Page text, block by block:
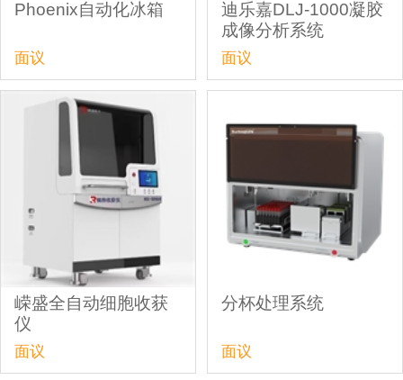
Phoenix自动化冰箱
面议
迪乐嘉DLJ-1000凝胶
成像分析系统
面议
嵘盛全自动细胞收获
仪
面议
分杯处理系统
面议